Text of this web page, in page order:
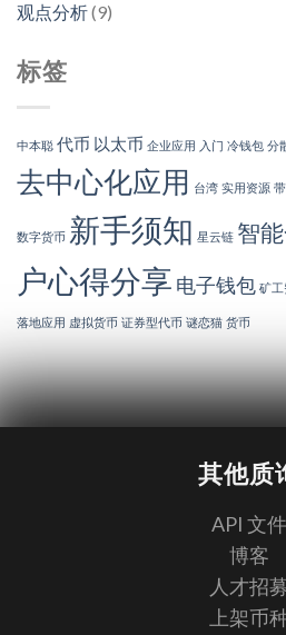
观点分析(9)
标签
中本聪 代币 以太币 企业应用 入门 冷钱包 分
去中心化应用 台湾 实用资源
数字货币 新手须知 星云链 智
户心得分享 电子钱包 矿工
落地应用 虚拟货币 证券型代币 谜恋猫 货币
其他质
API 文件
博客
人才招
上架币